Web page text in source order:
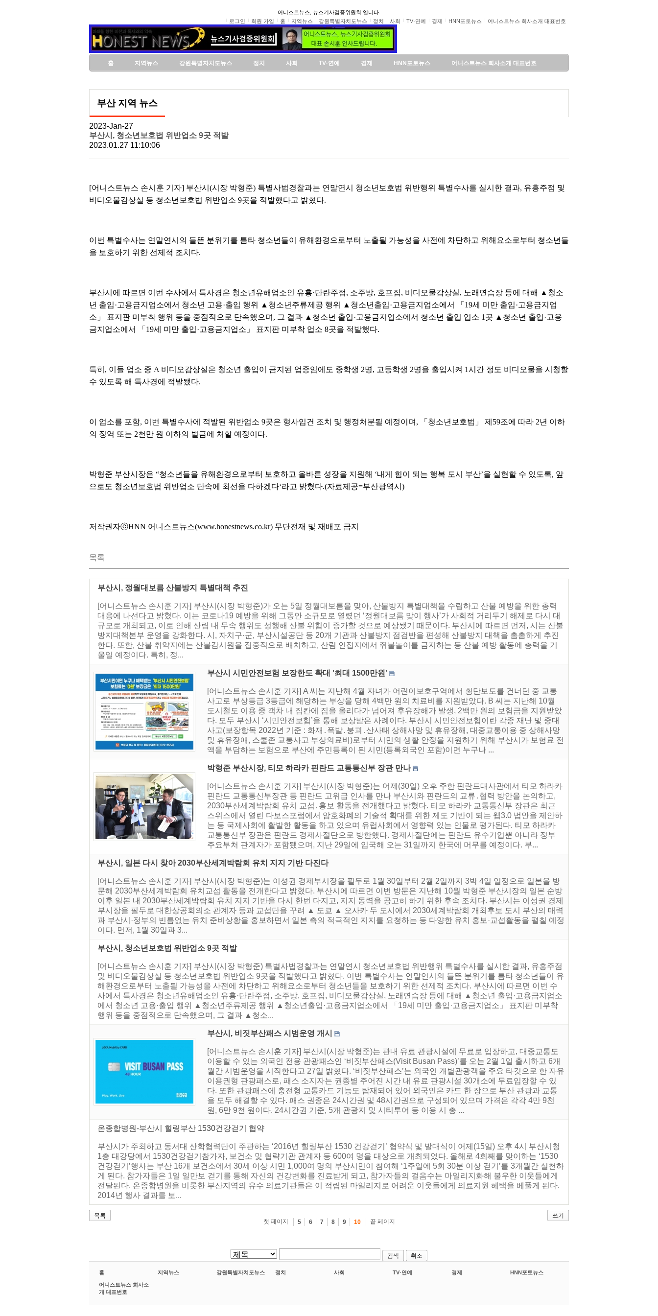
어니스트뉴스, 뉴스기사검증위원회 입니다.
로그인
회원 가입 홈 지역뉴스 강원특별자치도뉴스 정치 사회 TV·연예 경제 HNN포토뉴스 어니스트뉴스 회사소개 대표번호
홈 지역뉴스 강원특별자치도뉴스 정치 사회 TV·연예 경제 HNN포토뉴스 어니스트뉴스 회사소개 대표번호
부산 지역 뉴스
2023-Jan-27
부산시, 청소년보호법 위반업소 9곳 적발
2023.01.27 11:10:06
[어니스트뉴스 손시훈 기자] 부산시(시장 박형준) 특별사법경찰과는 연말연시 청소년보호법 위반행위 특별수사를 실시한 결과, 유흥주점 및
비디오물감상실 등 청소년보호법 위반업소 9곳을 적발했다고 밝혔다.
이번 특별수사는 연말연시의 들뜬 분위기를 틈타 청소년들이 유해환경으로부터 노출될 가능성을 사전에 차단하고 위해요소로부터 청소년들
을 보호하기 위한 선제적 조치다.
부산시에 따르면 이번 수사에서 특사경은 청소년유해업소인 유흥·단란주점, 소주방, 호프집, 비디오물감상실, 노래연습장 등에 대해 ▲청소
년 출입·고용금지업소에서 청소년 고용·출입 행위 ▲청소년주류제공 행위 ▲청소년출입·고용금지업소에서 「19세 미만 출입·고용금지업
소」 표지판 미부착 행위 등을 중점적으로 단속했으며, 그 결과 ▲청소년 출입·고용금지업소에서 청소년 출입 업소 1곳 ▲청소년 출입·고용
금지업소에서 「19세 미만 출입·고용금지업소」 표지판 미부착 업소 8곳을 적발했다.
특히, 이들 업소 중 A 비디오감상실은 청소년 출입이 금지된 업종임에도 중학생 2명, 고등학생 2명을 출입시켜 1시간 정도 비디오물을 시청할
수 있도록 해 특사경에 적발됐다.
이 업소를 포함, 이번 특별수사에 적발된 위반업소 9곳은 형사입건 조치 및 행정처분될 예정이며, 「청소년보호법」 제59조에 따라 2년 이하
의 징역 또는 2천만 원 이하의 벌금에 처할 예정이다.
박형준 부산시장은 “청소년들을 유해환경으로부터 보호하고 올바른 성장을 지원해 ‘내게 힘이 되는 행복 도시 부산’을 실현할 수 있도록, 앞
으로도 청소년보호법 위반업소 단속에 최선을 다하겠다‘라고 밝혔다.(자료제공=부산광역시)
저작권자ⓒHNN 어니스트뉴스(www.honestnews.co.kr) 무단전재 및 재배포 금지
목록
부산시, 정월대보름 산불방지 특별대책 추진
[어니스트뉴스 손시훈 기자] 부산시(시장 박형준)가 오는 5일 정월대보름을 맞아, 산불방지 특별대책을 수립하고 산불 예방을 위한 총력
대응에 나선다고 밝혔다. 이는 코로나19 예방을 위해 그동안 소규모로 열렸던 ‘정월대보름 맞이 행사’가 사회적 거리두기 해제로 다시 대
규모로 개최되고, 이로 인해 산림 내 무속 행위도 성행해 산불 위험이 증가할 것으로 예상됐기 때문이다. 부산시에 따르면 먼저, 시는 산불
방지대책본부 운영을 강화한다. 시, 자치구·군, 부산시설공단 등 20개 기관과 산불방지 점검반을 편성해 산불방지 대책을 촘촘하게 추진
한다. 또한, 산불 취약지에는 산불감시원을 집중적으로 배치하고, 산림 인접지에서 쥐불놀이를 금지하는 등 산불 예방 활동에 총력을 기
울일 예정이다. 특히, 정...
부산시 시민안전보험 보장한도 확대 '최대 1500만원'
[어니스트뉴스 손시훈 기자] A 씨는 지난해 4월 자녀가 어린이보호구역에서 횡단보도를 건너던 중 교통
사고로 부상등급 3등급에 해당하는 부상을 당해 4백만 원의 치료비를 지원받았다. B 씨는 지난해 10월
도시철도 이용 중 객차 내 짐칸에 짐을 올리다가 넘어져 후유장해가 발생, 2백만 원의 보험금을 지원받았
다. 모두 부산시 ‘시민안전보험’을 통해 보상받은 사례이다. 부산시 시민안전보험이란 각종 재난 및 중대
사고(보장항목 2022년 기준 : 화재․폭발․붕괴․산사태 상해사망 및 휴유장해, 대중교통이용 중 상해사망
및 휴유장애, 스쿨존 교통사고 부상의료비)로부터 시민의 생활 안정을 지원하기 위해 부산시가 보험료 전
액을 부담하는 보험으로 부산에 주민등록이 된 시민(등록외국인 포함)이면 누구나 ...
박형준 부산시장, 티모 하라카 핀란드 교통통신부 장관 만나
[어니스트뉴스 손시훈 기자] 부산시(시장 박형준)는 어제(30일) 오후 주한 핀란드대사관에서 티모 하라카
핀란드 교통통신부장관 등 핀란드 고위급 인사를 만나 부산시와 핀란드의 교류․협력 방안을 논의하고,
2030부산세계박람회 유치 교섭․홍보 활동을 전개했다고 밝혔다. 티모 하라카 교통통신부 장관은 최근
스위스에서 열린 다보스포럼에서 암호화폐의 기술적 확대를 위한 제도 기반이 되는 웹3.0 법안을 제안하
는 등 국제사회에 활발한 활동을 하고 있으며 유럽사회에서 영향력 있는 인물로 평가된다. 티모 하라카
교통통신부 장관은 핀란드 경제사절단으로 방한했다. 경제사절단에는 핀란드 유수기업뿐 아니라 정부
주요부처 관계자가 포함됐으며, 지난 29일에 입국해 오는 31일까지 한국에 머무를 예정이다. 부...
부산시, 일본 다시 찾아 2030부산세계박람회 유치 지지 기반 다진다
[어니스트뉴스 손시훈 기자] 부산시(시장 박형준)는 이성권 경제부시장을 필두로 1월 30일부터 2월 2일까지 3박 4일 일정으로 일본을 방
문해 2030부산세계박람회 유치교섭 활동을 전개한다고 밝혔다. 부산시에 따르면 이번 방문은 지난해 10월 박형준 부산시장의 일본 순방
이후 일본 내 2030부산세계박람회 유치 지지 기반을 다시 한번 다지고, 지지 동력을 공고히 하기 위한 후속 조치다. 부산시는 이성권 경제
부시장을 필두로 대한상공회의소 관계자 등과 교섭단을 꾸려 ▲ 도쿄 ▲ 오사카 두 도시에서 2030세계박람회 개최후보 도시 부산의 매력
과 부산시·정부의 빈틈없는 유치 준비상황을 홍보하면서 일본 측의 적극적인 지지를 요청하는 등 다양한 유치 홍보·교섭활동을 펼칠 예정
이다. 먼저, 1월 30일과 3...
부산시, 청소년보호법 위반업소 9곳 적발
[어니스트뉴스 손시훈 기자] 부산시(시장 박형준) 특별사법경찰과는 연말연시 청소년보호법 위반행위 특별수사를 실시한 결과, 유흥주점
및 비디오물감상실 등 청소년보호법 위반업소 9곳을 적발했다고 밝혔다. 이번 특별수사는 연말연시의 들뜬 분위기를 틈타 청소년들이 유
해환경으로부터 노출될 가능성을 사전에 차단하고 위해요소로부터 청소년들을 보호하기 위한 선제적 조치다. 부산시에 따르면 이번 수
사에서 특사경은 청소년유해업소인 유흥·단란주점, 소주방, 호프집, 비디오물감상실, 노래연습장 등에 대해 ▲청소년 출입·고용금지업소
에서 청소년 고용·출입 행위 ▲청소년주류제공 행위 ▲청소년출입·고용금지업소에서 「19세 미만 출입·고용금지업소」 표지판 미부착
행위 등을 중점적으로 단속했으며, 그 결과 ▲청소...
부산시, 비짓부산패스 시범운영 개시
[어니스트뉴스 손시훈 기자] 부산시(시장 박형준)는 관내 유료 관광시설에 무료로 입장하고, 대중교통도
이용할 수 있는 외국인 전용 관광패스인 ‘비짓부산패스(Visit Busan Pass)’를 오는 2월 1일 출시하고 6개
월간 시범운영을 시작한다고 27일 밝혔다. ‘비짓부산패스’는 외국인 개별관광객을 주요 타깃으로 한 자유
이용권형 관광패스로, 패스 소지자는 권종별 주어진 시간 내 유료 관광시설 30개소에 무료입장할 수 있
다. 또한 관광패스에 충전형 교통카드 기능도 탑재되어 있어 외국인은 카드 한 장으로 부산 관광과 교통
을 모두 해결할 수 있다. 패스 권종은 24시간권 및 48시간권으로 구성되어 있으며 가격은 각각 4만 9천
원, 6만 9천 원이다. 24시간권 기준, 5개 관광지 및 시티투어 등 이용 시 총 ...
온종합병원-부산시 힐링부산 1530건강걷기 협약
부산시가 주최하고 동서대 산학협력단이 주관하는 ‘2016년 힐링부산 1530 건강걷기’ 협약식 및 발대식이 어제(15일) 오후 4시 부산시청
1층 대강당에서 1530건강걷기참가자, 보건소 및 협략기관 관계자 등 600여 명을 대상으로 개최되었다. 올해로 4회째를 맞이하는 ‘1530
건강걷기’행사는 부산 16개 보건소에서 30세 이상 시민 1,000여 명의 부산시민이 참여해 ‘1주일에 5회 30분 이상 걷기’를 3개월간 실천하
게 된다. 참가자들은 1일 일만보 걷기를 통해 자신의 건강변화를 진료받게 되고, 참가자들의 걸음수는 마일리지화해 불우한 이웃들에게
전달된다. 온종합병원을 비롯한 부산지역의 유수 의료기관들은 이 적립된 마일리지로 어려운 이웃들에게 의료지원 혜택을 베풀게 된다.
2014년 행사 결과를 보...
목록
쓰기
첫 페이지
5 6 7 8 9 10 끝 페이지
검색 취소
홈 지역뉴스 강원특별자치도뉴스 정치 사회 TV·연예 경제 HNN포토뉴스
어니스트뉴스 회사소
개 대표번호